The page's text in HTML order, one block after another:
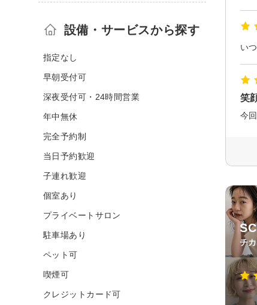
笑
チ
設備・サービスから探す
指定なし
早朝受付可
深夜受付可・24時間営業
年中無休
完全予約制
当日予約歓迎
子連れ歓迎
個室あり
プライベートサロン
駐車場あり
ペット可
喫煙可
クレジットカード可